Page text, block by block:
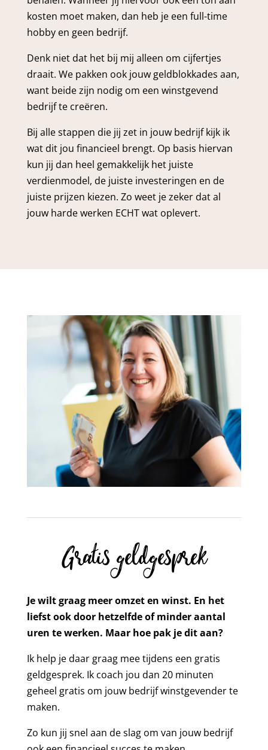
kosten moet maken, dan heb je een full-time
hobby en geen bedrijf.
Denk niet dat het bij mij alleen om cijfertjes
draait. We pakken ook jouw geldblokkades aan,
want beide zijn nodig om een winstgevend
bedrijf te creëren.
Bij alle stappen die jij zet in jouw bedrijf kijk ik
wat dit jou financieel brengt. Op basis hiervan
kun jij dan heel gemakkelijk het juiste
verdienmodel, de juiste investeringen en de
juiste prijzen kiezen. Zo weet je zeker dat al
jouw harde werken ECHT wat oplevert.
Gratis geldgesprek
Je wilt graag meer omzet en winst. En het
liefst ook door hetzelfde of minder aantal
uren te werken. Maar hoe pak je dit aan?
Ik help je daar graag mee tijdens een gratis
geldgesprek. Ik coach jou dan 20 minuten
geheel gratis om jouw bedrijf winstgevender te
maken.
Zo kun jij snel aan de slag om van jouw bedrijf